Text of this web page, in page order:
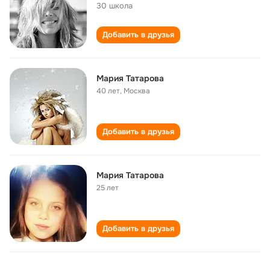
30 школа
Добавить в друзья
Мария Татарова
40 лет, Москва
Добавить в друзья
Мария Татарова
25 лет
Добавить в друзья